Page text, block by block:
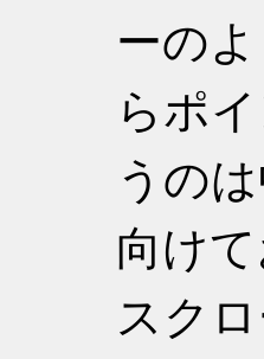
ーの
らポ
うの
向け
スク